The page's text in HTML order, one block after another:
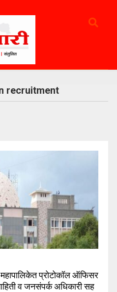
recruitment
प्रोटोकॉल ऑफिसर
व जनसंपर्क अधिकारी सह